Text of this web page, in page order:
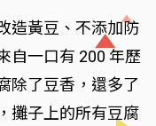
造黃豆、不添加防
自一口有 200 年歷
除了豆香，還多了
攤子上的所有豆腐